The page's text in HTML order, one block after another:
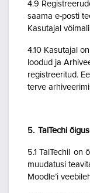
4.9
saama e-posti
Kasutajal
4.10 Kasutajal
loodud ja
registreeritud.
terve
5. TalTechi
5.1 TalTechil on
muudatusi
Moodle’i